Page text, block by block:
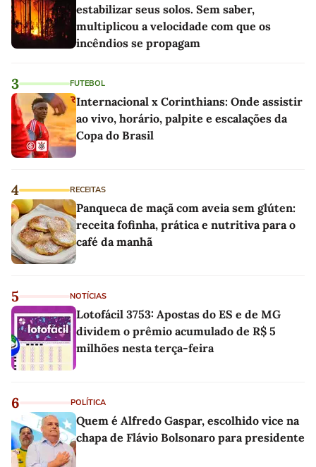
estabilizar seus solos. Sem saber,
multiplicou a velocidade com que os
incêndios se propagam
3 FUTEBOL
Internacional x Corinthians: Onde assistir
ao vivo, horário, palpite e escalações da
Copa do Brasil
4 RECEITAS
Panqueca de maçã com aveia sem glúten:
receita fofinha, prática e nutritiva para o
café da manhã
5 NOTÍCIAS
Lotofácil 3753: Apostas do ES e de MG
dividem o prêmio acumulado de R$ 5
milhões nesta terça-feira
6 POLÍTICA
Quem é Alfredo Gaspar, escolhido vice na
chapa de Flávio Bolsonaro para presidente